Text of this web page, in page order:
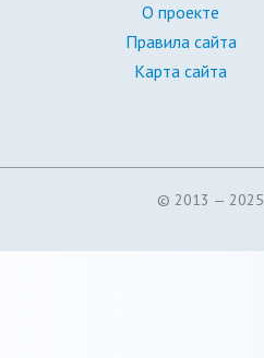
О проекте
Правила сайта
Карта сайта
© 2013 — 2025